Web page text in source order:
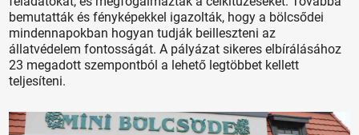
bemutatták és fényképekkel igazolták, hogy a bölcsődei
mindennapokban hogyan tudják beilleszteni az
állatvédelem fontosságát. A pályázat sikeres elbírálásához
23 megadott szempontból a lehető legtöbbet kellett
teljesíteni.